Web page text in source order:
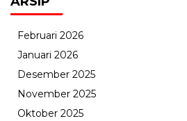
Februari 2026
Januari 2026
Desember 2025
November 2025
Oktober 2025